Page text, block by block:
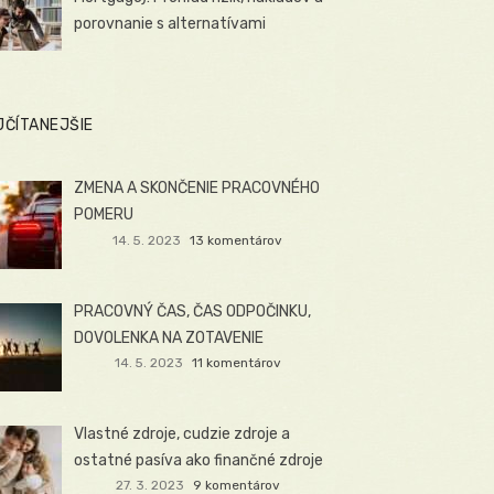
porovnanie s alternatívami
ZMENA A SKONČENIE PRACOVNÉHO
POMERU
14. 5. 2023 13 komentárov
PRACOVNÝ ČAS, ČAS ODPOČINKU,
DOVOLENKA NA ZOTAVENIE
14. 5. 2023 11 komentárov
Vlastné zdroje, cudzie zdroje a
ostatné pasíva ako finančné zdroje
27. 3. 2023 9 komentárov